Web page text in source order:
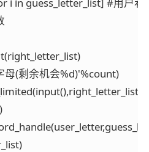
字母(剩余机会%d)'%count)